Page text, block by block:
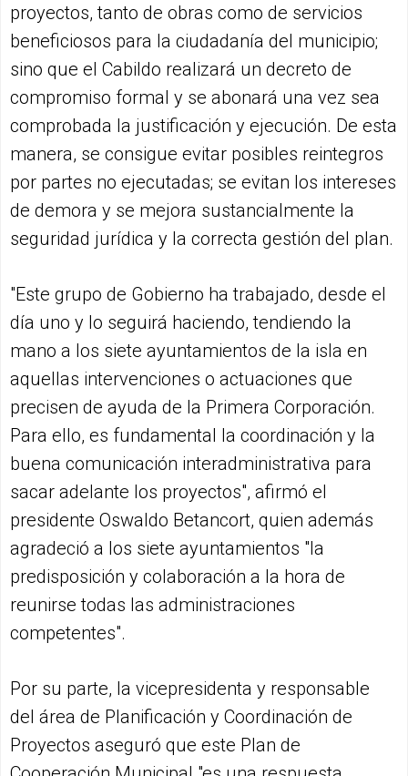
proyectos, tanto de obras como de servicios
beneficiosos para la ciudadanía del municipio;
sino que el Cabildo realizará un decreto de
compromiso formal y se abonará una vez sea
comprobada la justificación y ejecución. De esta
manera, se consigue evitar posibles reintegros
por partes no ejecutadas; se evitan los intereses
de demora y se mejora sustancialmente la
seguridad jurídica y la correcta gestión del plan.
"Este grupo de Gobierno ha trabajado, desde el
día uno y lo seguirá haciendo, tendiendo la
mano a los siete ayuntamientos de la isla en
aquellas intervenciones o actuaciones que
precisen de ayuda de la Primera Corporación.
Para ello, es fundamental la coordinación y la
buena comunicación interadministrativa para
sacar adelante los proyectos", afirmó el
presidente Oswaldo Betancort, quien además
agradeció a los siete ayuntamientos "la
predisposición y colaboración a la hora de
reunirse todas las administraciones
competentes".
Por su parte, la vicepresidenta y responsable
del área de Planificación y Coordinación de
Proyectos aseguró que este Plan de